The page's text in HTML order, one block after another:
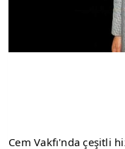
Cem Vakfı'nda çeşitli